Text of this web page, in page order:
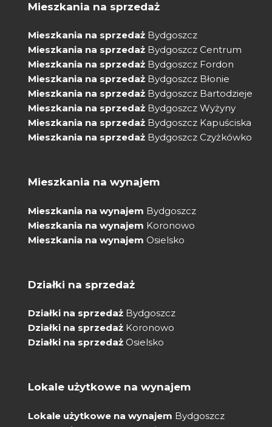
Mieszkania na sprzedaż
Mieszkania na sprzedaż Bydgoszcz
Mieszkania na sprzedaż Bydgoszcz Centrum
Mieszkania na sprzedaż Bydgoszcz Fordon
Mieszkania na sprzedaż Bydgoszcz Błonie
Mieszkania na sprzedaż Bydgoszcz Bartodzieje
Mieszkania na sprzedaż Bydgoszcz Wyżyny
Mieszkania na sprzedaż Bydgoszcz Kapuściska
Mieszkania na sprzedaż Bydgoszcz Czyżkówko
Mieszkania na wynajem
Mieszkania na wynajem Bydgoszcz
Mieszkania na wynajem Koronowo
Mieszkania na wynajem Osielsko
Działki na sprzedaż
Działki na sprzedaż Bydgoszcz
Działki na sprzedaż Koronowo
Działki na sprzedaż Osielsko
Lokale użytkowe na wynajem
Lokale użytkowe na wynajem Bydgoszcz